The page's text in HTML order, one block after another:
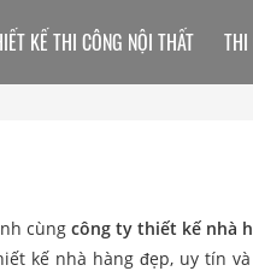
cùng công ty thiết kế nhà
kế nhà hàng đẹp, uy tín
KẾ THI CÔNG NỘI THẤT THI